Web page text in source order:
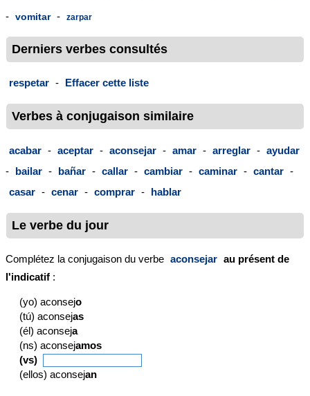
- vomitar - zarpar
Derniers verbes consultés
respetar - Effacer cette liste
Verbes à conjugaison similaire
acabar - aceptar - aconsejar - amar - arreglar - ayudar
- bailar - bañar - callar - cambiar - caminar - cantar -
casar - cenar - comprar - hablar
Le verbe du jour
Complétez la conjugaison du verbe aconsejar au présent de
l'indicatif :
(yo) aconsejo
(tú) aconsejas
(él) aconseja
(ns) aconsejamos
(vs)
(ellos) aconsejan